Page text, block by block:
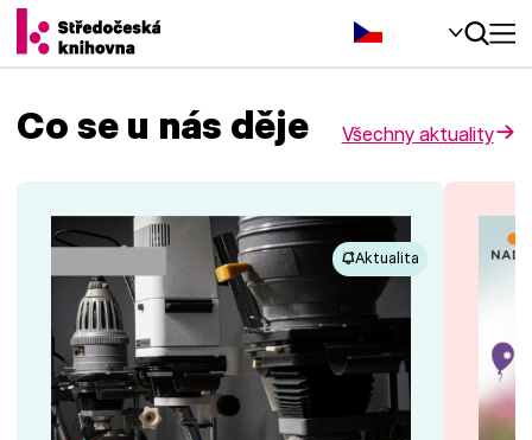
Čeština‎
Co se u nás děje Všechny aktuality
Aktualita